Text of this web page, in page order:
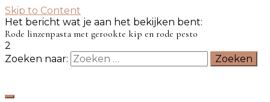
Skip to Content
Het bericht wat je aan het bekijken bent:
Rode linzenpasta met gerookte kip en rode pesto
2
Zoeken naar: